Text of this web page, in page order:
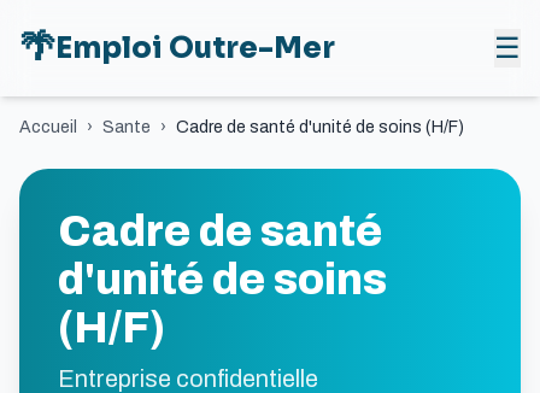
🌴Emploi Outre-Mer ☰
Accueil › Sante › Cadre de santé d'unité de soins (H/F)
Cadre de santé
d'unité de soins
(H/F)
Entreprise confidentielle